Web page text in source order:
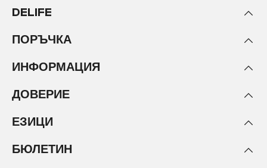
DELIFE
ПОРЪЧКА
ИНФОРМАЦИЯ
ДОВЕРИЕ
ЕЗИЦИ
БЮЛЕТИН